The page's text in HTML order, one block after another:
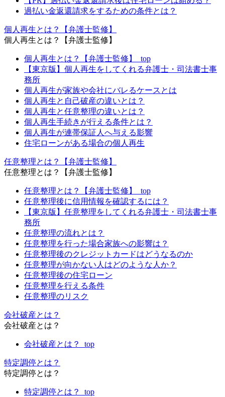
過払い金返還請求をするための条件とは？
個人再生とは？【弁護士監修】
個人再生とは？【弁護士監修】
個人再生とは？【弁護士監修】_top
【東京版】個人再生をしてくれる弁護士・司法書士事
務所
個人再生が家族や会社にバレるケースとは
個人再生と自己破産の違いとは？
個人再生と任意整理の違いとは？
個人再生手続きが行える条件とは？
個人再生が連帯保証人へ与える影響
住宅ローンがある場合の個人再生
任意整理とは？【弁護士監修】
任意整理とは？【弁護士監修】
任意整理とは？【弁護士監修】_top
任意整理後に信用情報を確認するには？
【東京版】任意整理をしてくれる弁護士・司法書士事
務所
任意整理の流れとは？
任意整理を行った場合家族への影響は？
任意整理後のクレジットカードはどうなるのか
任意整理が向かない人はどのような人か？
任意整理後の住宅ローン
任意整理を行える条件
任意整理のリスク
会社破産とは？
会社破産とは？
会社破産とは？_top
特定調停とは？
特定調停とは？
特定調停とは？_top